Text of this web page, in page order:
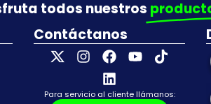
todos nuestros
Contáctanos
Para servicio al cliente llámanos: